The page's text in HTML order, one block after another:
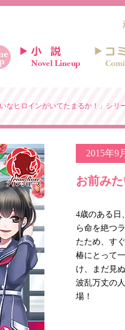
いなヒロインがいてたまるか！」シリ
2015年9
お前み
4歳のある日
ら命を絶つ
たため、す
椿にとって
け、まだ見
波乱万丈の
場！